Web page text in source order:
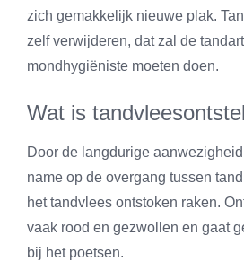
zich gemakkelijk nieuwe plak.
zelf verwijderen, dat zal de
mondhygiëniste moeten doen.
Wat is
Door de langdurige
name op de overgang tussen
het tandvlees ontstoken raken.
vaak rood en gezwollen en gaat
bij het poetsen.